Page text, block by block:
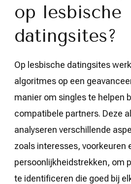
op lesbische
datingsites?
Op lesbische datingsites
algoritmes op een
manier om singles te helpen
compatibele partners. Deze
analyseren verschillende
zoals interesses, voorkeuren
persoonlijkheidstrekken, om
te identificeren die goed bij